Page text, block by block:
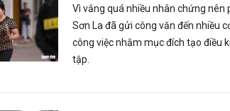
Vì vắng quá nhiều nhân chứng
Sơn La đã gửi công văn đến nhiều
công việc nhằm mục đích tạo điều
tập.